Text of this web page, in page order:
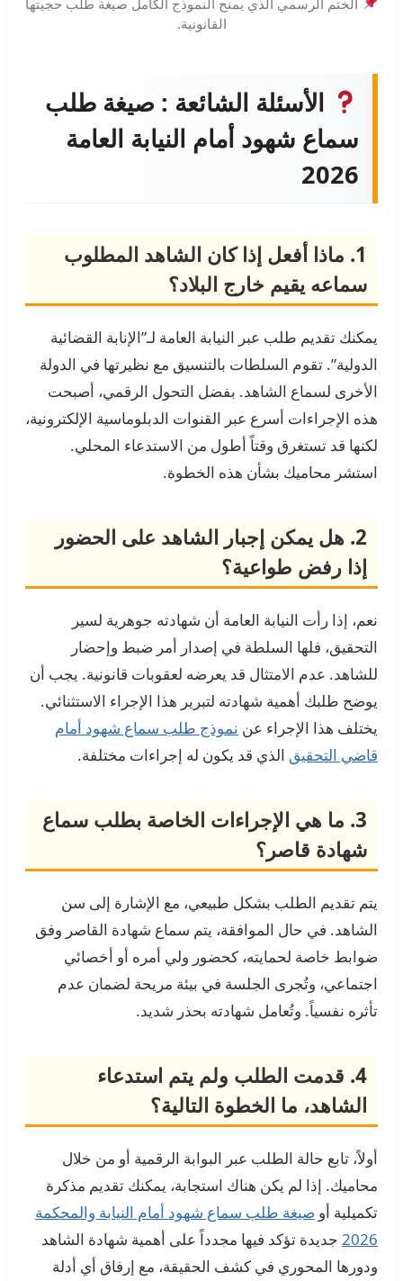
القانونية.
الأسئلة الشائعة : صيغة طلب
سماع شهود أمام النيابة العامة
2026
1. ماذا أفعل إذا كان الشاهد المطلوب
سماعه يقيم خارج البلاد؟
يمكنك تقديم طلب عبر النيابة العامة لـ”الإنابة القضائية
الدولية”. تقوم السلطات بالتنسيق مع نظيرتها في الدولة
الأخرى لسماع الشاهد. بفضل التحول الرقمي، أصبحت
هذه الإجراءات أسرع عبر القنوات الدبلوماسية الإلكترونية،
لكنها قد تستغرق وقتاً أطول من الاستدعاء المحلي.
استشر محاميك بشأن هذه الخطوة.
2. هل يمكن إجبار الشاهد على الحضور
إذا رفض طواعية؟
نعم، إذا رأت النيابة العامة أن شهادته جوهرية لسير
التحقيق، فلها السلطة في إصدار أمر ضبط وإحضار
للشاهد. عدم الامتثال قد يعرضه لعقوبات قانونية. يجب أن
يوضح طلبك أهمية شهادته لتبرير هذا الإجراء الاستثنائي.
يختلف هذا الإجراء عن نموذج طلب سماع شهود أمام
قاضي التحقيق الذي قد يكون له إجراءات مختلفة.
3. ما هي الإجراءات الخاصة بطلب سماع
شهادة قاصر؟
يتم تقديم الطلب بشكل طبيعي، مع الإشارة إلى سن
الشاهد. في حال الموافقة، يتم سماع شهادة القاصر وفق
ضوابط خاصة لحمايته، كحضور ولي أمره أو أخصائي
اجتماعي، وتُجرى الجلسة في بيئة مريحة لضمان عدم
تأثره نفسياً. وتُعامل شهادته بحذر شديد.
4. قدمت الطلب ولم يتم استدعاء
الشاهد، ما الخطوة التالية؟
أولاً، تابع حالة الطلب عبر البوابة الرقمية أو من خلال
محاميك. إذا لم يكن هناك استجابة، يمكنك تقديم مذكرة
تكميلية أو صيغة طلب سماع شهود أمام النيابة والمحكمة
2026 جديدة تؤكد فيها مجدداً على أهمية شهادة الشاهد
ودورها المحوري في كشف الحقيقة، مع إرفاق أي أدلة